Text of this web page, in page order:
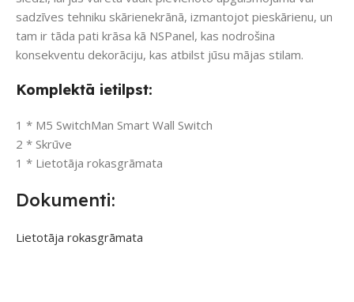
sadzīves tehniku ​​skārienekrānā, izmantojot pieskārienu, un
tam ir tāda pati krāsa kā NSPanel, kas nodrošina
konsekventu dekorāciju, kas atbilst jūsu mājas stilam.
Komplektā ietilpst:
1 * M5 SwitchMan Smart Wall Switch
2 * Skrūve
1 * Lietotāja rokasgrāmata
Dokumenti:
Lietotāja rokasgrāmata